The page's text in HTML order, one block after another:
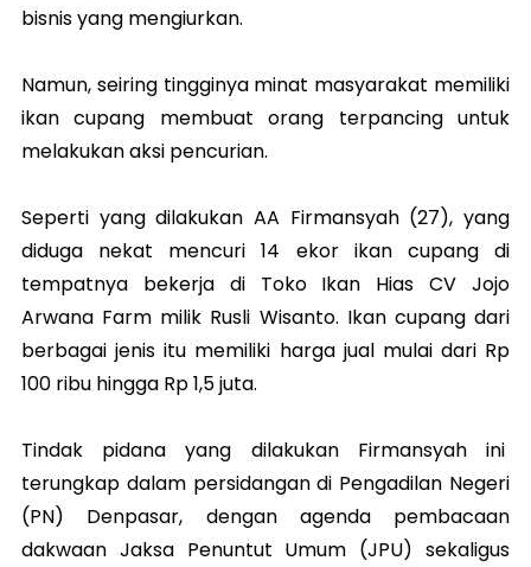
bisnis yang mengiurkan.
Namun, seiring tingginya minat masyarakat memiliki
ikan cupang membuat orang terpancing untuk
melakukan aksi pencurian.
Seperti yang dilakukan AA Firmansyah (27), yang
diduga nekat mencuri 14 ekor ikan cupang di
tempatnya bekerja di Toko Ikan Hias CV Jojo
Arwana Farm milik Rusli Wisanto. Ikan cupang dari
berbagai jenis itu memiliki harga jual mulai dari Rp
100 ribu hingga Rp 1,5 juta.
Tindak pidana yang dilakukan Firmansyah ini
terungkap dalam persidangan di Pengadilan Negeri
(PN) Denpasar, dengan agenda pembacaan
dakwaan Jaksa Penuntut Umum (JPU) sekaligus